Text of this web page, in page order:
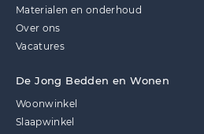
Materialen en onderhoud
Over ons
Vacatures
De Jong Bedden en Wonen
Woonwinkel
Slaapwinkel